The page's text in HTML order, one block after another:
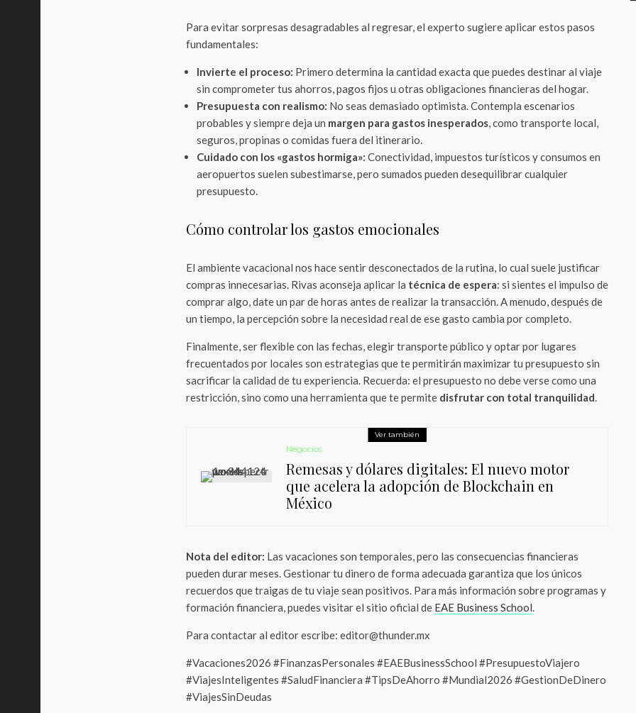
Para evitar sorpresas desagradables al regresar, el experto sugiere aplicar estos pasos
fundamentales:
Invierte el proceso: Primero determina la cantidad exacta que puedes destinar al viaje
sin comprometer tus ahorros, pagos fijos u otras obligaciones financieras del hogar.
Presupuesta con realismo: No seas demasiado optimista. Contempla escenarios
probables y siempre deja un margen para gastos inesperados, como transporte local,
seguros, propinas o comidas fuera del itinerario.
Cuidado con los «gastos hormiga»: Conectividad, impuestos turísticos y consumos en
aeropuertos suelen subestimarse, pero sumados pueden desequilibrar cualquier
presupuesto.
Cómo controlar los gastos emocionales
El ambiente vacacional nos hace sentir desconectados de la rutina, lo cual suele justificar
compras innecesarias. Rivas aconseja aplicar la técnica de espera: si sientes el impulso de
comprar algo, date un par de horas antes de realizar la transacción. A menudo, después de
un tiempo, la percepción sobre la necesidad real de ese gasto cambia por completo.
Finalmente, ser flexible con las fechas, elegir transporte público y optar por lugares
frecuentados por locales son estrategias que te permitirán maximizar tu presupuesto sin
sacrificar la calidad de tu experiencia. Recuerda: el presupuesto no debe verse como una
restricción, sino como una herramienta que te permite disfrutar con total tranquilidad.
Ver también
Negocios
Remesas y dólares digitales: El nuevo motor
que acelera la adopción de Blockchain en
México
Nota del editor: Las vacaciones son temporales, pero las consecuencias financieras
pueden durar meses. Gestionar tu dinero de forma adecuada garantiza que los únicos
recuerdos que traigas de tu viaje sean positivos. Para más información sobre programas y
formación financiera, puedes visitar el sitio oficial de EAE Business School.
Para contactar al editor escribe: editor@thunder.mx
#Vacaciones2026 #FinanzasPersonales #EAEBusinessSchool #PresupuestoViajero
#ViajesInteligentes #SaludFinanciera #TipsDeAhorro #Mundial2026 #GestionDeDinero
#ViajesSinDeudas